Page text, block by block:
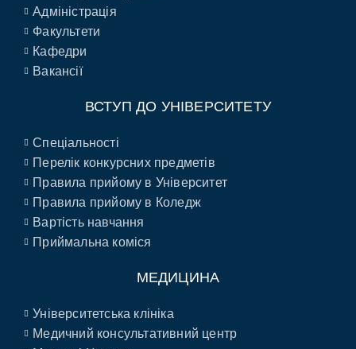
Адміністрація
Факультети
Кафедри
Вакансії
ВСТУП ДО УНІВЕРСИТЕТУ
Спеціальності
Перелік конкурсних предметів
Правила прийому в Університет
Правила прийому в Коледж
Вартість навчання
Приймальна коміся
МЕДИЦИНА
Університетська клініка
Медичний консультативний центр